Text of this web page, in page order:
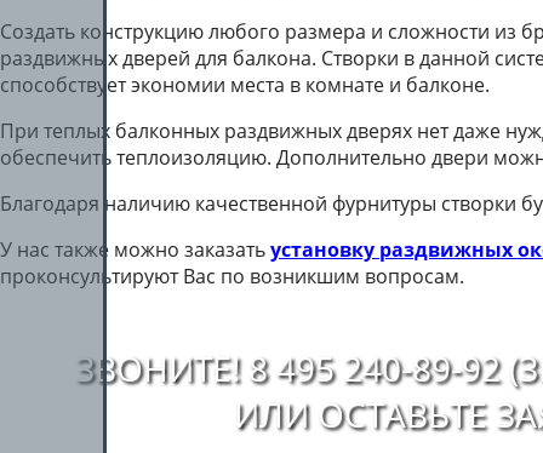
Создать конструкцию любого размера и сложности из
раздвижных дверей для балкона. Створки в данной
способствует экономии места в комнате и балконе.
При теплых балконных раздвижных дверях нет даже
обеспечить теплоизоляцию. Дополнительно двери
Благодаря наличию качественной фурнитуры створки
У нас также можно заказатьустановку раздвижных
проконсультируют Вас по возникшим вопросам.
ЗВОНИТЕ! 8 495 240-89-
ИЛИ ОСТАВЬТЕ